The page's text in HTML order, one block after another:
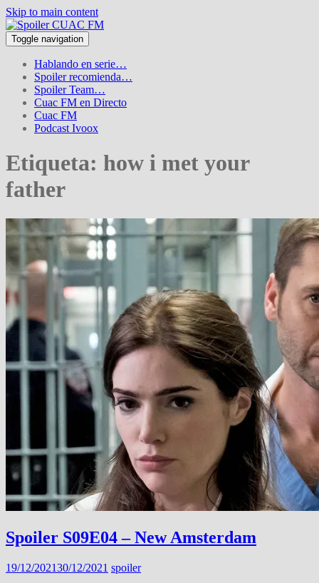
Skip to main content
Toggle navigation
Hablando en serie…
Spoiler recomienda…
Spoiler Team…
Cuac FM en Directo
Cuac FM
Podcast Ivoox
Etiqueta: how i met your
father
Spoiler S09E04 – New Amsterdam
19/12/202130/12/2021 spoiler